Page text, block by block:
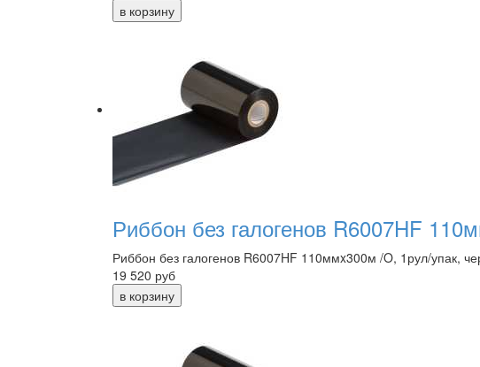
Риббон без галогенов R6007HF
Риббон без галогенов R6007HF 110ммx300м /O, 1рул/упак,
19 520 руб